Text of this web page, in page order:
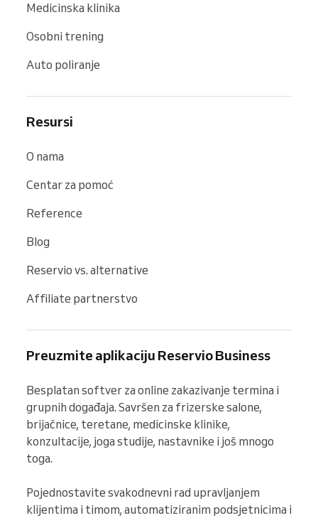
Medicinska klinika
Osobni trening
Auto poliranje
Resursi
O nama
Centar za pomoć
Reference
Blog
Reservio vs. alternative
Affiliate partnerstvo
Preuzmite aplikaciju Reservio Business
Besplatan softver za online zakazivanje termina i
grupnih događaja. Savršen za frizerske salone,
brijačnice, teretane, medicinske klinike,
konzultacije, joga studije, nastavnike i još mnogo
toga.
Pojednostavite svakodnevni rad upravljanjem
klijentima i timom, automatiziranim podsjetnicima i